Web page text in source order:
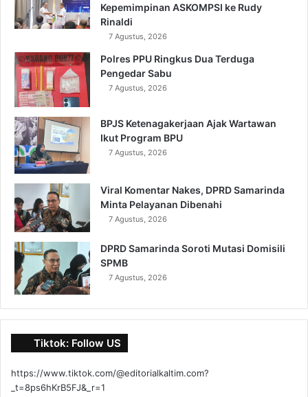
Kepemimpinan ASKOMPSI ke Rudy
Rinaldi
7 Agustus, 2026
Polres PPU Ringkus Dua Terduga
Pengedar Sabu
7 Agustus, 2026
BPJS Ketenagakerjaan Ajak Wartawan
Ikut Program BPU
7 Agustus, 2026
Viral Komentar Nakes, DPRD Samarinda
Minta Pelayanan Dibenahi
7 Agustus, 2026
DPRD Samarinda Soroti Mutasi Domisili
SPMB
7 Agustus, 2026
Tiktok: Follow US
https://www.tiktok.com/@editorialkaltim.com?
_t=8ps6hKrB5FJ&_r=1